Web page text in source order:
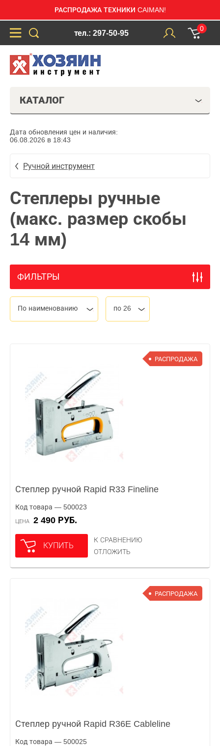
РАСПРОДАЖА ТЕХНИКИ CAIMAN!
тел.: 297-50-95
0
КАТАЛОГ
Дата обновления цен и наличия:
06.08.2026 в 18:43
Ручной инструмент
Степлеры ручные
(макс. размер скобы
14 мм)
ФИЛЬТРЫ
По наименованию по 26
РАСПРОДАЖА
Степлер ручной Rapid R33 Fineline
Код товара — 500023
ЦЕНА 2 490 РУБ.
КУПИТЬ
К СРАВНЕНИЮ
ОТЛОЖИТЬ
РАСПРОДАЖА
Степлер ручной Rapid R36E Cableline
Код товара — 500025